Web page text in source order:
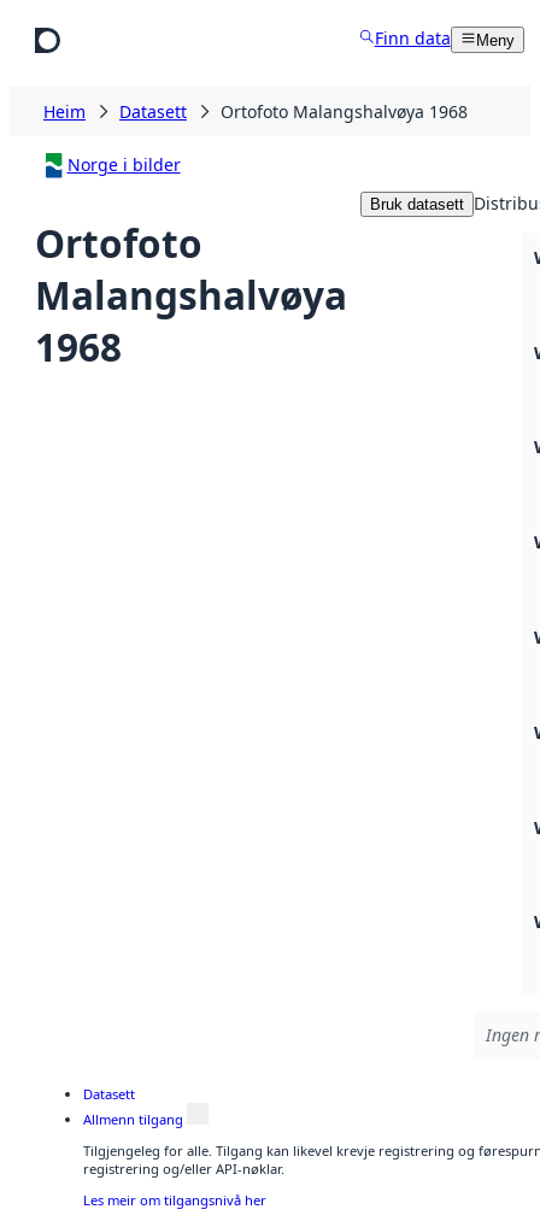
Finn data Meny
Heim Datasett Ortofoto Malangshalvøya 1968
Norge i bilder
Ortofoto
Malangshalvøya
1968
Bruk datasett
Ingen
Datasett
Allmenn tilgang
Tilgjengeleg for alle. Tilgang kan likevel krevje registrering og
registrering og/eller API-nøklar.
Les meir om tilgangsnivå her